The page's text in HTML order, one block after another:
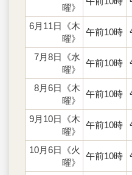
曜》
6月11日《木
曜》
午前10時
7月8日《水
曜》
午前10時
8月6日《木
曜》
午前10時
9月10日《木
曜》
午前10時
10月6日《火
曜》
午前10時